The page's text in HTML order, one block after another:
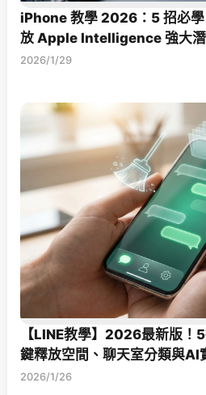
iPhone 教學 2026：5 招必學
放 Apple Intelligence 強大
2026/1/29
【LINE教學】2026最新版！
鍵釋放空間、聊天室分類與AI
2026/1/26